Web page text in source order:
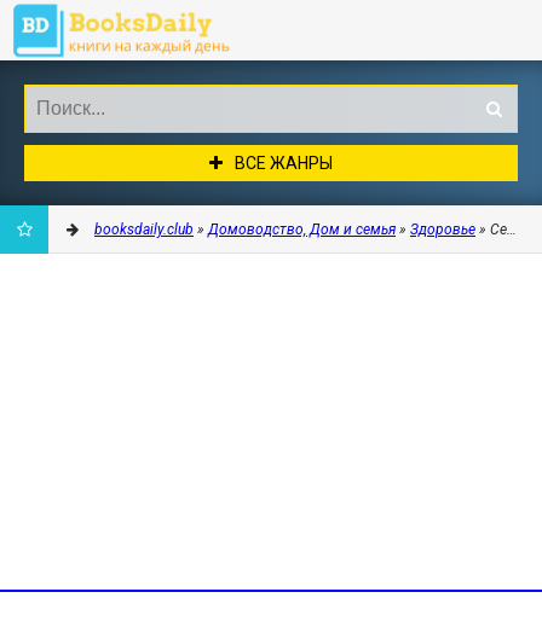
ВСЕ ЖАНРЫ
booksdaily.club »Домоводство, Дом и семья » Здоровье »